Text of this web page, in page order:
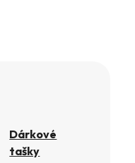
Dárkové
tašky